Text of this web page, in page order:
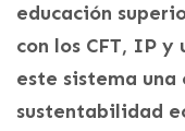
educación
con los CFT, IP
este sistema
sustentabilidad